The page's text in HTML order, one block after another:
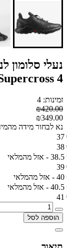
4
זמינות: 4
₪420.00
₪349.00
נא לבחור מידה
37
38
38.5 - אזל מהמלאי
39
40 - אזל מהמלאי
40.5 - אזל מהמלאי
41
הוספה לסל